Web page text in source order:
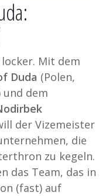
Mit dem
Duda (Polen,
und dem
der Vizemeister
die
zu kegeln.
das Team, das in
(fast) auf